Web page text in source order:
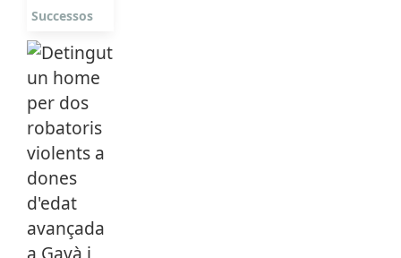
Successos